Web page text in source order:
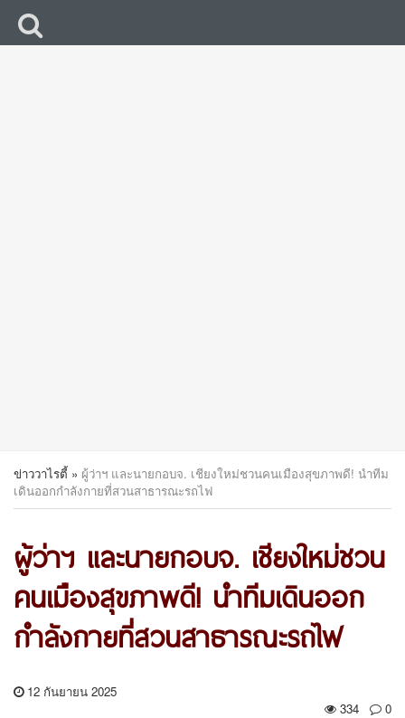
ข่าววาไรตี้ » ผู้ว่าฯ และนายกอบจ. เชียงใหม่ชวนคนเมืองสุขภาพดี! นำทีม
เดินออกกำลังกายที่สวนสาธารณะรถไฟ
ผู้ว่าฯ และนายกอบจ. เชียงใหม่ชวน
คนเมืองสุขภาพดี! นำทีมเดินออก
กำลังกายที่สวนสาธารณะรถไฟ
12 กันยายน 2025
334
0